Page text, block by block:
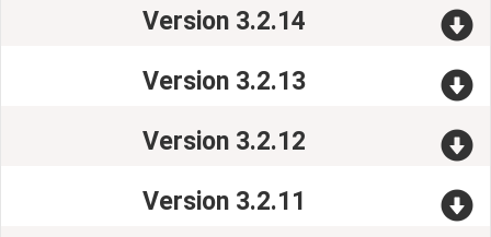
Version 3.2.14
Version 3.2.13
Version 3.2.12
Version 3.2.11